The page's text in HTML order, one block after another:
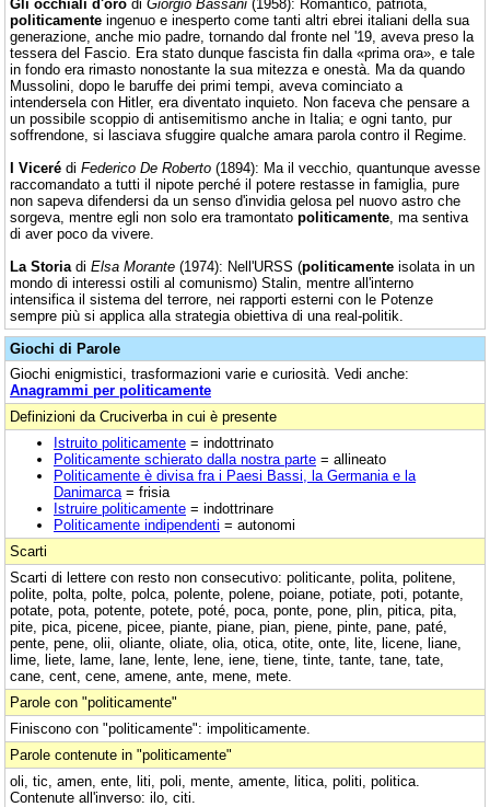
Gli occhiali d'oro di Giorgio Bassani (1958): Romantico, patriota,
politicamente ingenuo e inesperto come tanti altri ebrei italiani della sua
generazione, anche mio padre, tornando dal fronte nel '19, aveva preso la
tessera del Fascio. Era stato dunque fascista fin dalla «prima ora», e tale
in fondo era rimasto nonostante la sua mitezza e onestà. Ma da quando
Mussolini, dopo le baruffe dei primi tempi, aveva cominciato a
intendersela con Hitler, era diventato inquieto. Non faceva che pensare a
un possibile scoppio di antisemitismo anche in Italia; e ogni tanto, pur
soffrendone, si lasciava sfuggire qualche amara parola contro il Regime.
I Viceré di Federico De Roberto (1894): Ma il vecchio, quantunque avesse
raccomandato a tutti il nipote perché il potere restasse in famiglia, pure
non sapeva difendersi da un senso d'invidia gelosa pel nuovo astro che
sorgeva, mentre egli non solo era tramontato politicamente , ma sentiva
di aver poco da vivere.
La Storia di Elsa Morante (1974): Nell'URSS (politicamente isolata in un
mondo di interessi ostili al comunismo) Stalin, mentre all'interno
intensifica il sistema del terrore, nei rapporti esterni con le Potenze
sempre più si applica alla strategia obiettiva di una real-politik.
Giochi di Parole
Giochi enigmistici, trasformazioni varie e curiosità. Vedi anche:
Anagrammi per politicamente
Definizioni da Cruciverba in cui è presente
Istruito politicamente = indottrinato
Politicamente schierato dalla nostra parte = allineato
Politicamente è divisa fra i Paesi Bassi, la Germania e la
Danimarca = frisia
Istruire politicamente = indottrinare
Politicamente indipendenti = autonomi
Scarti
Scarti di lettere con resto non consecutivo: politicante, polita, politene,
polite, polta, polte, polca, polente, polene, poiane, potiate, poti, potante,
potate, pota, potente, potete, poté, poca, ponte, pone, plin, pitica, pita,
pite, pica, picene, picee, piante, piane, pian, piene, pinte, pane, paté,
pente, pene, olii, oliante, oliate, olia, otica, otite, onte, lite, licene, liane,
lime, liete, lame, lane, lente, lene, iene, tiene, tinte, tante, tane, tate,
cane, cent, cene, amene, ante, mene, mete.
Parole con "politicamente"
Finiscono con "politicamente": impoliticamente.
Parole contenute in "politicamente"
oli, tic, amen, ente, liti, poli, mente, amente, litica, politi, politica.
Contenute all'inverso: ilo, citi.